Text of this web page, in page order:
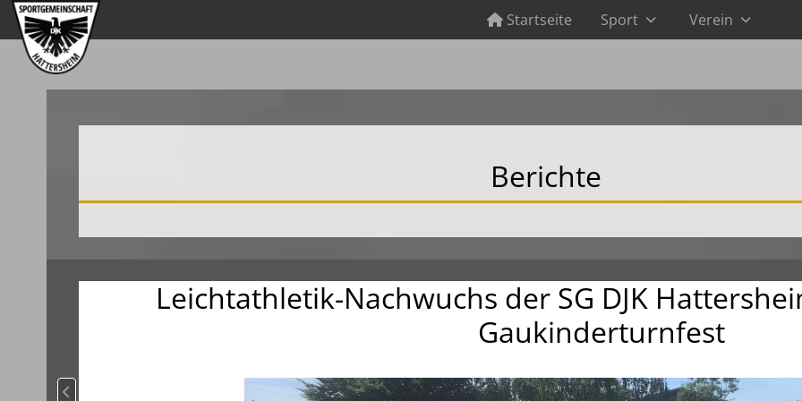
Startseite Sport Verein
Berichte
Leichtathletik-Nachwuchs der SG DJK
Gaukinderturnfest
Vorheriger Beitrag: Deutsche Meisterschaften U16 in Bremen und U18/U20 in Ulm